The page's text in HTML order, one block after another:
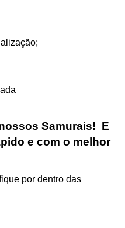
Samurais! E
e com o melhor
por dentro das